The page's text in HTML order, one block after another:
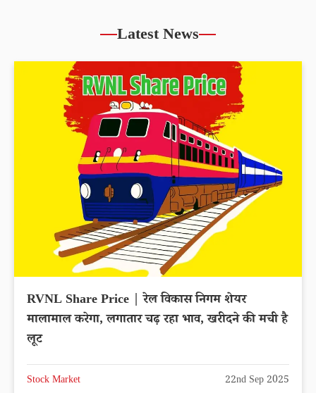
Latest News
RVNL Share Price | रेल विकास निगम शेयर
मालामाल करेगा, लगातार चढ़ रहा भाव, खरीदने की मची है
लूट
Stock Market 22nd Sep 2025